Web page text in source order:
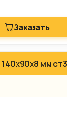
Заказать
мм ст3